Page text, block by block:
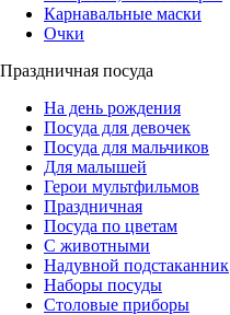
Карнавальные маски
Очки
Праздничная посуда
На день рождения
Посуда для девочек
Посуда для мальчиков
Для малышей
Герои мультфильмов
Праздничная
Посуда по цветам
С животными
Надувной подстаканник
Наборы посуды
Столовые приборы